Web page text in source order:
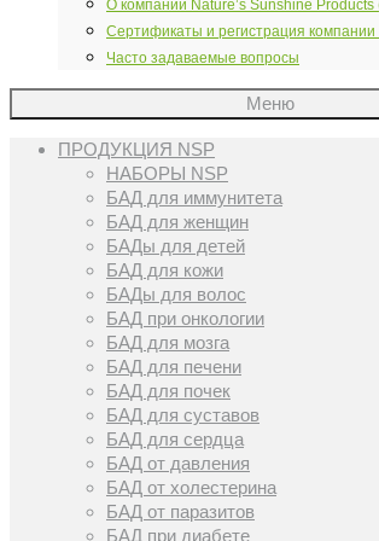
О компании Nature’s Sunshine Products
Сертификаты и регистрация компании
Часто задаваемые вопросы
Меню
ПРОДУКЦИЯ NSP
НАБОРЫ NSP
БАД для иммунитета
БАД для женщин
БАДы для детей
БАД для кожи
БАДы для волос
БАД при онкологии
БАД для мозга
БАД для печени
БАД для почек
БАД для суставов
БАД для сердца
БАД от давления
БАД от холестерина
БАД от паразитов
БАД при диабете